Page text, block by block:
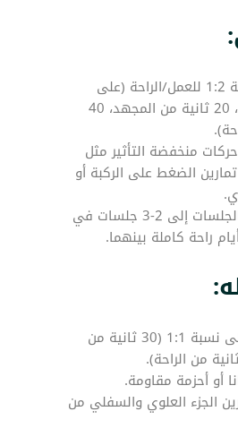
ابدأ بنسبة 1:2 للعمل/الراحة (على
سبيل المثال، 20 ثانية من المجهد، 40
منخفضة التأثير مثل
الضغط على الركبة أو
قلل من الجلسات إلى 2-3 جلسات في
راحة كاملة بينهما.
التقدم إلى نسبة 1:1 (30 ثانية من
أو أحزمة مقاومة.
الجزء العلوي والسفلي من